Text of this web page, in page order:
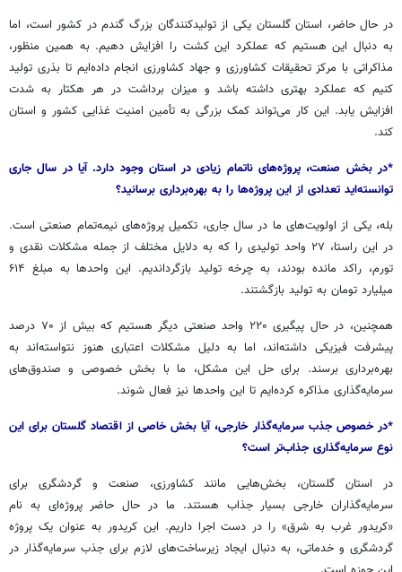
در حال حاضر، استان گلستان یکی از تولیدکنندگان بزرگ گندم در کشور است، اما
به دنبال این هستیم که عملکرد این کشت را افزایش دهیم. به همین منظور،
مذاکراتی با مرکز تحقیقات کشاورزی و جهاد کشاورزی انجام داده‌ایم تا بذری تولید
کنیم که عملکرد بهتری داشته باشد و میزان برداشت در هر هکتار به شدت
افزایش یابد. این کار می‌تواند کمک بزرگی به تأمین امنیت غذایی کشور و استان
کند.
*در بخش صنعت، پروژه‌های ناتمام زیادی در استان وجود دارد. آیا در سال جاری
توانسته‌اید تعدادی از این پروژه‌ها را به بهره‌برداری برسانید؟
بله، یکی از اولویت‌های ما در سال جاری، تکمیل پروژه‌های نیمه‌تمام صنعتی است.
در این راستا، ۲۷ واحد تولیدی را که به دلایل مختلف از جمله مشکلات نقدی و
تورم، راکد مانده بودند، به چرخه تولید بازگرداندیم. این واحدها به مبلغ ۶۱۴
میلیارد تومان به تولید بازگشتند.
همچنین، در حال پیگیری ۲۲۰ واحد صنعتی دیگر هستیم که بیش از ۷۰ درصد
پیشرفت فیزیکی داشته‌اند، اما به دلیل مشکلات اعتباری هنوز نتواسته‌اندبه
بهره‌برداری برسند. برای حل این مشکل، ما با بخش خصوصی و صندوق‌های
سرمایه‌گذاری مذاکره کرده‌ایم تا این واحدها نیز فعال شوند.
*در خصوص جذب سرمایه‌گذار خارجی، آیا بخش خاصی از اقتصاد گلستان برای این
نوع سرمایه‌گذاری جذاب‌تر است؟
در استان گلستان، بخش‌هایی مانند کشاورزی، صنعت و گردشگری برای
سرمایه‌گذاران خارجی بسیار جذاب هستند. ما در حال حاضر پروژه‌ای به نام
«کریدور غرب به شرق» را در دست اجرا داریم. این کریدور به عنوان یک پروژه
گردشگری و خدماتی، به دنبال ایجاد زیرساخت‌های لازم برای جذب سرمایه‌گذار در